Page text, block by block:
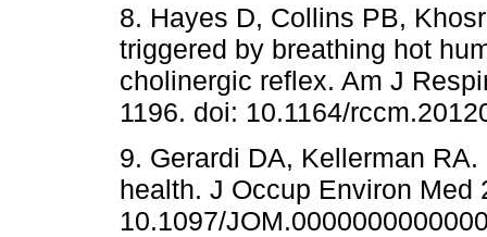
8. Hayes D, Collins PB,
triggered by breathing hot
cholinergic reflex. Am J
1196. doi: 10.1164/
9. Gerardi DA, Kellerman
health. J Occup Environ Med
10.1097/